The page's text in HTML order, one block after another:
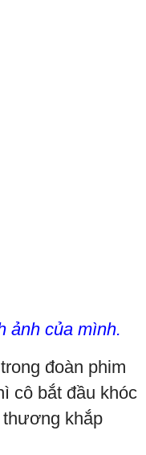
ảnh của mình.
đoàn phim
cô bắt đầu khóc
khắp